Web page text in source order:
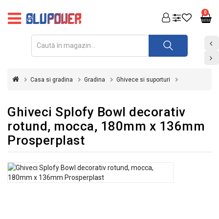
0
FOTOVOLTAICE
REDRESOARE
INVERTOARE
UPS
STABILIZATOARE
DE
TENSIUNE
Casa si gradina Gradina Ghivece si suporturi
Ghiveci Splofy Bowl decorativ
rotund, mocca, 180mm x 136mm
Prosperplast